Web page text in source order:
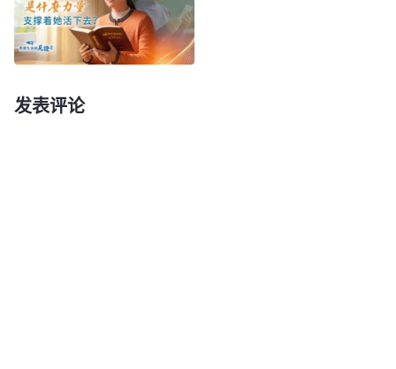
包袱，感觉很轻松。父母把儿女养到成年了责任就尽
到了，没必要再为他们生活得好不好而牵肠挂肚甚至
女是成年人了应该有成年人的担当，至于儿女生活得
发表评论